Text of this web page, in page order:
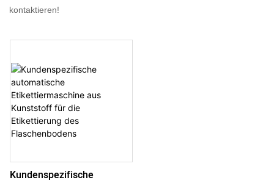
kontaktieren!
Kundenspezifische